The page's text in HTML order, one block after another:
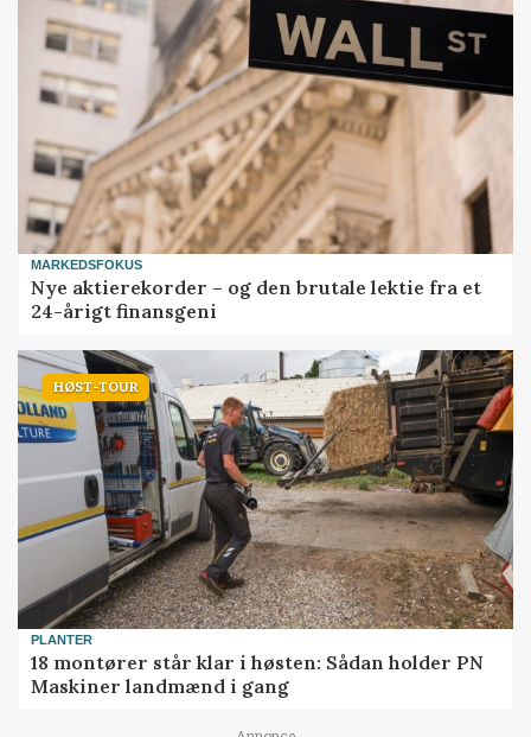
MARKEDSFOKUS
Nye aktierekorder – og den brutale lektie fra et
24-årigt finansgeni
HØST-TOUR
PLANTER
18 montører står klar i høsten: Sådan holder PN
Maskiner landmænd i gang